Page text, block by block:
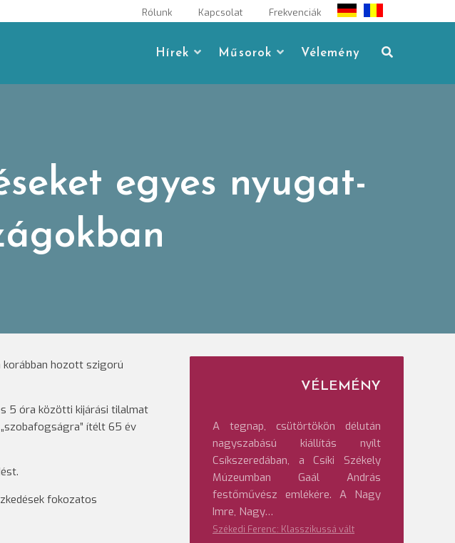
Rólunk Kapcsolat Frekvenciák
Hírek Műsorok Vélemény
egyes nyugat-
korábban hozott szigorú
5 óra közötti kijárási tilalmat
ítélt 65 év
fokozatos
VÉLEMÉNY
A tegnap, csütörtökön délután
nagyszabású kiállítás nyílt
Csíkszeredában, a Csíki Székely
Múzeumban Gaál András
festőművész emlékére. A Nagy
Imre, Nagy…
Székedi Ferenc: Klasszikussá vált